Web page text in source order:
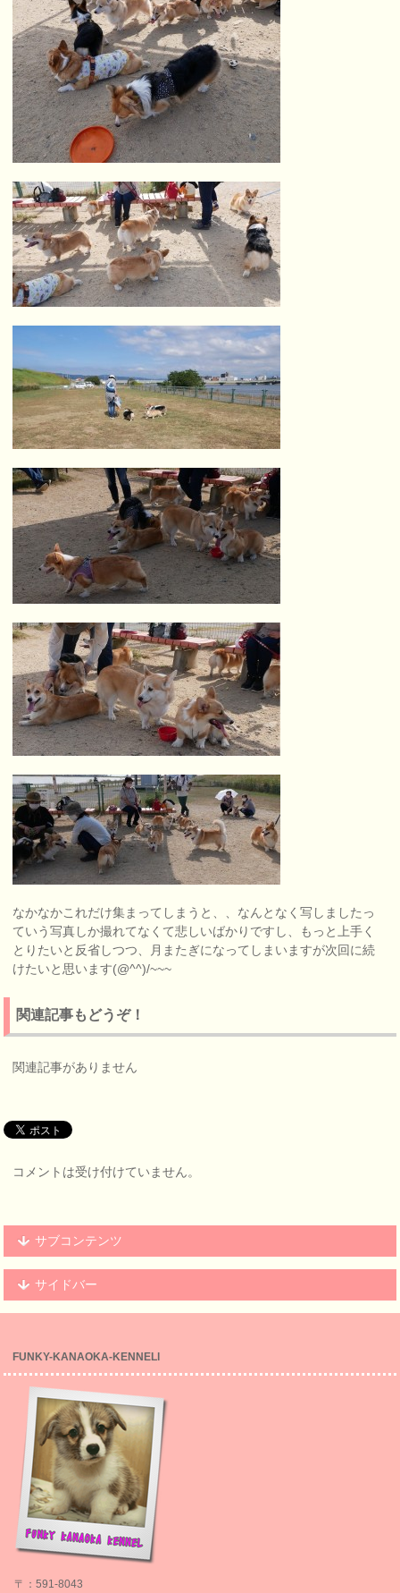
なかなかこれだけ集まってしまうと、、なんとなく写しましたっ
ていう写真しか撮れてなくて悲しいばかりですし、もっと上手く
とりたいと反省しつつ、月またぎになってしまいますが次回に続
けたいと思います(@^^)/~~~
関連記事もどうぞ！
関連記事がありません
コメントは受け付けていません。
サブコンテンツ
サイドバー
FUNKY-KANAOKA-KENNELl
〒：591-8043